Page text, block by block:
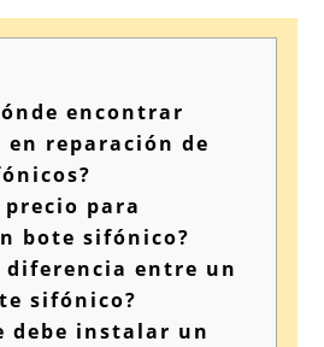
encontrar
en reparación de
precio para
bote sifónico?
diferencia entre un
sifónico?
debe instalar un